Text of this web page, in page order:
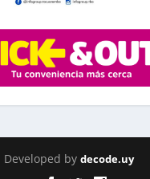
Developed by decode.uy